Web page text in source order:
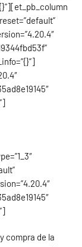
compra de la